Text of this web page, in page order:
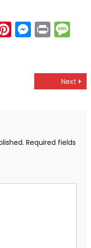
Pinterest
Print
Next
Required fields